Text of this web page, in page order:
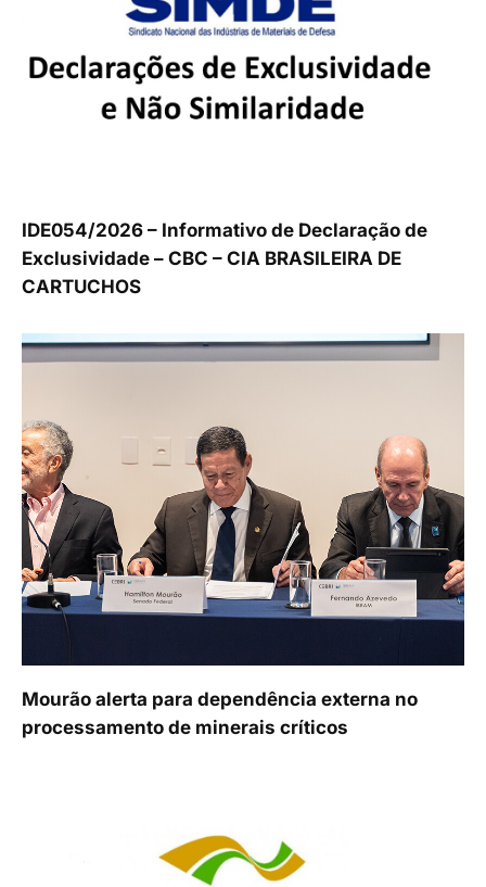
IDE054/2026 – Informativo de Declaração de
Exclusividade – CBC – CIA BRASILEIRA DE
CARTUCHOS
Mourão alerta para dependência externa no
processamento de minerais críticos